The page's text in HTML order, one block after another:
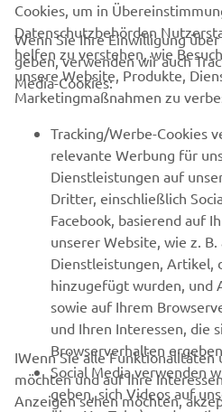
Lesen Sie unsere
Ihre persönlichen Daten
Austria (German)
© Copyright - 2026 Yamaha Motor
Reserved
DatenschutzerklärungCookies
Cookies, um in
Datenschutzbehörden
helfen zu verstehen, wie
unsere Website, Produkte,
Marketingmaßnahmen zu
Wenn Sie Ihre Einwilligung
geben, verwenden wir auch
Media-Cookies:
Tracking/Werbe-Cookies
relevante Werbung für
Dienstleistungen auf
Dritter, einschließlich
Facebook, basierend auf
unserer Website, wie z.
Dienstleistungen, Artikel,
hinzugefügt wurden, und
sowie auf Ihrem
und Ihren Interessen, die
Browserverhalten
Social Media verwenden
geben, sich Videos auf
IWenn Sie alle
möchten und auf Ihre
Anzeigen sehen möchten,